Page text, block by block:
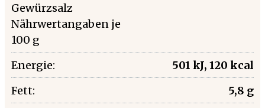
Gewürzsalz
Nährwertangaben je
100 g
Energie:
501 kJ, 120 kcal
Fett:
5,8 g